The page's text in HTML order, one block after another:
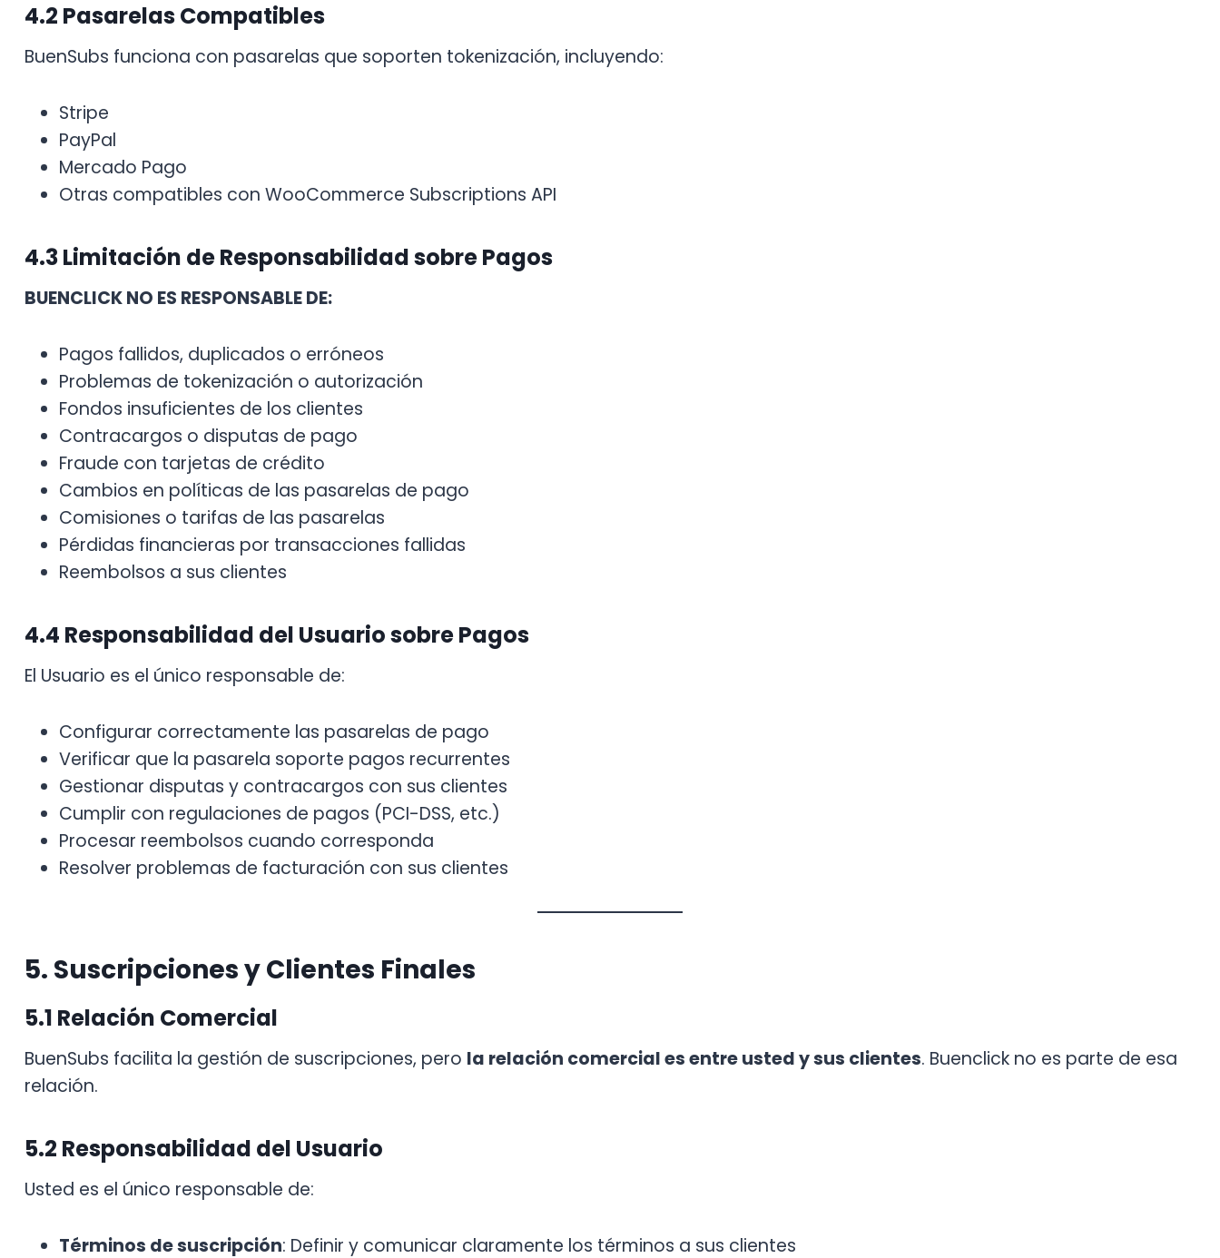
4.2 Pasarelas Compatibles
BuenSubs funciona con pasarelas que soporten tokenización, incluyendo:
Stripe
PayPal
Mercado Pago
Otras compatibles con WooCommerce Subscriptions API
4.3 Limitación de Responsabilidad sobre Pagos
BUENCLICK NO ES RESPONSABLE DE:
Pagos fallidos, duplicados o erróneos
Problemas de tokenización o autorización
Fondos insuficientes de los clientes
Contracargos o disputas de pago
Fraude con tarjetas de crédito
Cambios en políticas de las pasarelas de pago
Comisiones o tarifas de las pasarelas
Pérdidas financieras por transacciones fallidas
Reembolsos a sus clientes
4.4 Responsabilidad del Usuario sobre Pagos
El Usuario es el único responsable de:
Configurar correctamente las pasarelas de pago
Verificar que la pasarela soporte pagos recurrentes
Gestionar disputas y contracargos con sus clientes
Cumplir con regulaciones de pagos (PCI-DSS, etc.)
Procesar reembolsos cuando corresponda
Resolver problemas de facturación con sus clientes
5. Suscripciones y Clientes Finales
5.1 Relación Comercial
BuenSubs facilita la gestión de suscripciones, pero la relación comercial es entre usted y sus clientes. Buenclick no es parte de esa
relación.
5.2 Responsabilidad del Usuario
Usted es el único responsable de:
Términos de suscripción: Definir y comunicar claramente los términos a sus clientes